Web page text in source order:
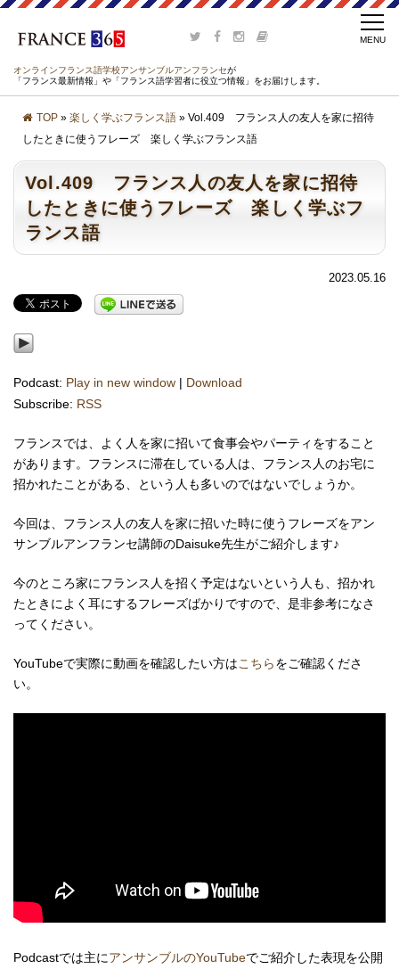
オンラインフランス語学校アンサンブルアンフランセが
「フランス最新情報」や「フランス語学習者に役立つ情報」をお届けします。
TOP » 楽しく学ぶフランス語 » Vol.409 フランス人の友人を家に招待
したときに使うフレーズ 楽しく学ぶフランス語
Vol.409 フランス人の友人を家に招待
したときに使うフレーズ 楽しく学ぶフ
ランス語
2023.05.16
Podcast: Play in new window | Download
Subscribe: RSS
フランスでは、よく人を家に招いて食事会やパーティをすること
があります。フランスに滞在している人は、フランス人のお宅に
招かれたことがある、という人も多いのではないでしょうか。
今回は、フランス人の友人を家に招いた時に使うフレーズをアン
サンブルアンフランセ講師のDaisuke先生がご紹介します♪
今のところ家にフランス人を招く予定はないという人も、招かれ
たときによく耳にするフレーズばかりですので、是非参考になさ
ってください。
YouTubeで実際に動画を確認したい方はこちらをご確認くださ
い。
Podcastでは主にアンサンブルのYouTubeでご紹介した表現を公開